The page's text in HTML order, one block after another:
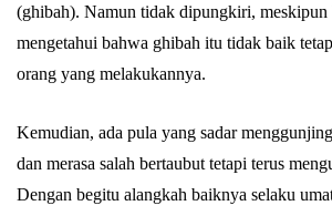
(ghibah). Namun tidak dipungkiri, meskipun
mengetahui bahwa ghibah itu tidak baik
orang yang melakukannya.
Kemudian, ada pula yang sadar
dan merasa salah bertaubut tetapi terus
Dengan begitu alangkah baiknya selaku